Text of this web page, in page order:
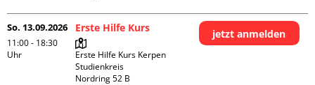
So. 13.09.2026
11:00 - 18:30
Uhr
Erste Hilfe Kurs
Erste Hilfe Kurs Kerpen
Studienkreis
Nordring 52 B
jetzt anmelden